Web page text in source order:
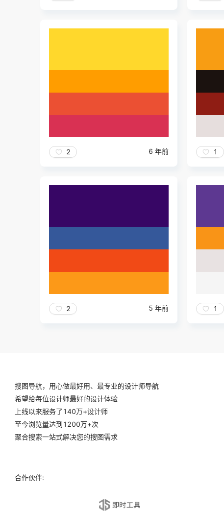
2 6 年前 1
2 5 年前 1
搜图导航，用心做最好用、最专业的设计师导航
希望给每位设计师最好的设计体验
上线以来服务了140万+设计师
至今浏览量达到1200万+次
聚合搜索一站式解决您的搜图需求
合作伙伴: